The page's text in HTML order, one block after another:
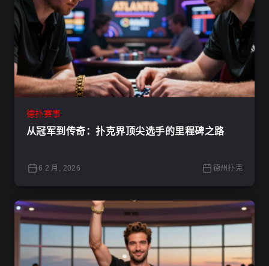
德扑赛事
从冠军到传奇：扑克界顶尖选手的里程碑之路
6 2 月, 2026 德州扑克